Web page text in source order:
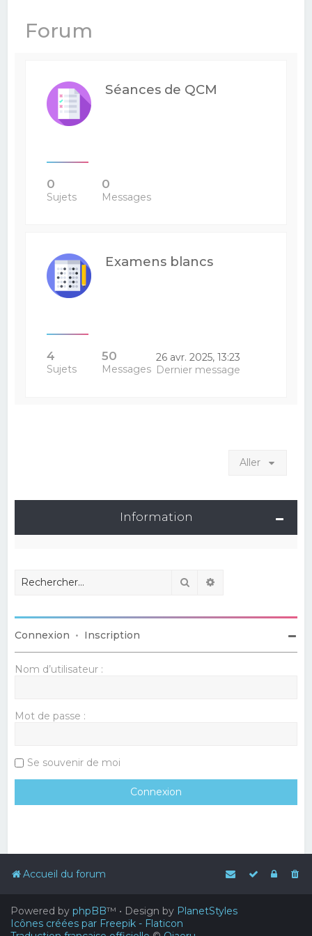
Forum
Séances de QCM
0
Sujets
0
Messages
Examens blancs
4
Sujets
50
Messages
26 avr. 2025, 13:23
Dernier message
Aller
Information
Rechercher
Connexion • Inscription
Nom d’utilisateur :
Mot de passe :
Se souvenir de moi
Accueil du forum
Powered by phpBB™ • Design by PlanetStyles
Icônes créées par Freepik - Flaticon